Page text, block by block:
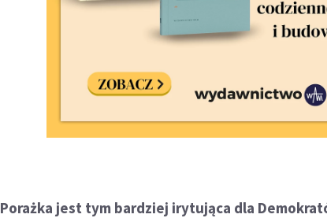
Porażka jest tym bardziej irytująca dla